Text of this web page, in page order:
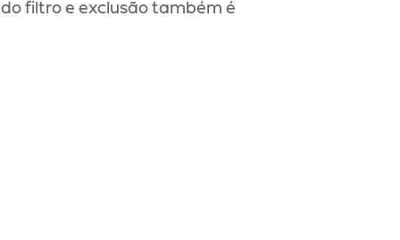
filtro e exclusão também é